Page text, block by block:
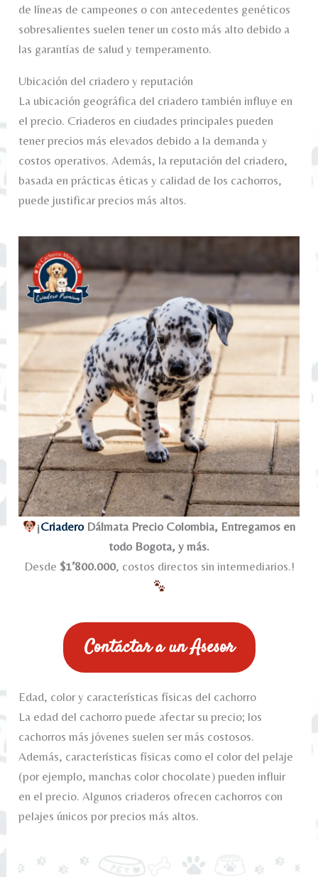
de líneas de campeones o con antecedentes genéticos
sobresalientes suelen tener un costo más alto debido a
las garantías de salud y temperamento.
Ubicación del criadero y reputación
La ubicación geográfica del criadero también influye en
el precio. Criaderos en ciudades principales pueden
tener precios más elevados debido a la demanda y
costos operativos. Además, la reputación del criadero,
basada en prácticas éticas y calidad de los cachorros,
puede justificar precios más altos.
¡CriaderoDálmata Precio Colombia, Entregamos en
todo Bogota, y más.
Desde $1’800.000, costos directos sin intermediarios.!
Contáctar a un Asesor
Edad, color y características físicas del cachorro
La edad del cachorro puede afectar su precio; los
cachorros más jóvenes suelen ser más costosos.
Además, características físicas como el color del pelaje
(por ejemplo, manchas color chocolate) pueden influir
en el precio. Algunos criaderos ofrecen cachorros con
pelajes únicos por precios más altos.